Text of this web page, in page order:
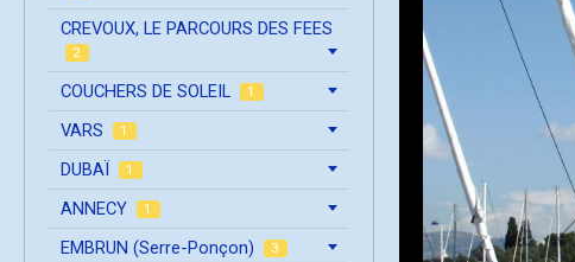
CREVOUX, LE PARCOURS DES FEES
2
COUCHERS DE SOLEIL 1
VARS 1
DUBAÏ 1
ANNECY 1
EMBRUN (Serre-Ponçon) 3